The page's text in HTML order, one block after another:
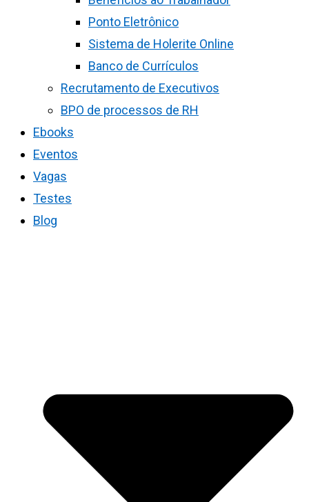
Ponto Eletrônico
Sistema de Holerite Online
Banco de Currículos
Recrutamento de Executivos
BPO de processos de RH
Ebooks
Eventos
Vagas
Testes
Blog